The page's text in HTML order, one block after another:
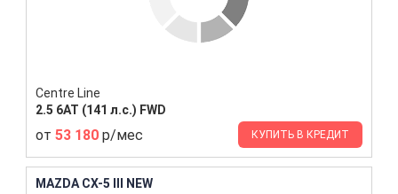
Centre Line
2.5 6AT (141 л.с.) FWD
от 53 180 р/мес КУПИТЬ В КРЕДИТ
MAZDA CX-5 III NEW